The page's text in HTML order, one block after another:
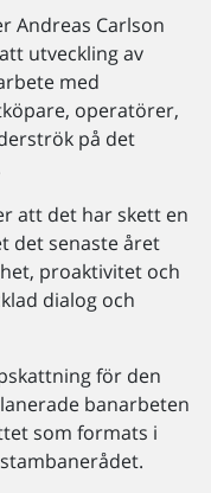
Andreas Carlson
utveckling av
med
operatörer,
på det
att det har skett en
det senaste året
proaktivitet och
dialog och
för den
banarbeten
som formats i